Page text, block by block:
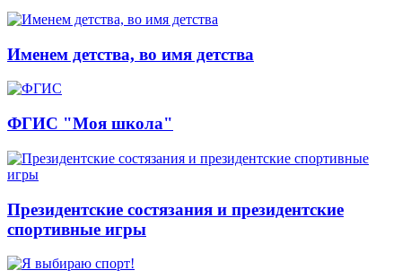
Именем детства, во имя детства
ФГИС "Моя школа"
Президентские состязания и президентские
спортивные игры